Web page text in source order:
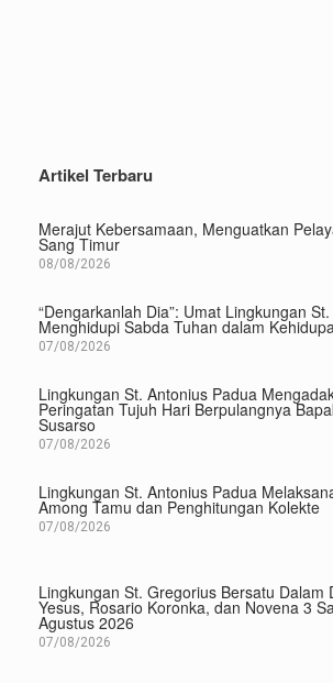
Artikel Terbaru
Merajut Kebersamaan, Menguatkan
Sang Timur
08/08/2026
“Dengarkanlah Dia”: Umat Lingkungan
Menghidupi Sabda Tuhan dalam
07/08/2026
Lingkungan St. Antonius Padua
Peringatan Tujuh Hari Berpulangnya
Susarso
07/08/2026
Lingkungan St. Antonius Padua
Among Tamu dan Penghitungan Kolekte
07/08/2026
Lingkungan St. Gregorius Bersatu Dalam
Yesus, Rosario Koronka, dan Novena 3
Agustus 2026
07/08/2026